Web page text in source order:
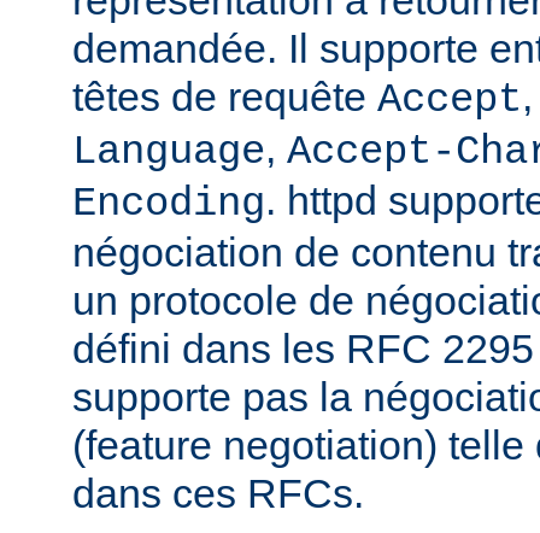
demandée. Il supporte
têtes de requête Accept
Language, Accept-
Encoding. httpd
négociation de contenu
un protocole de
défini dans les RFC
supporte pas la
(feature negotiation)
dans ces RFCs.